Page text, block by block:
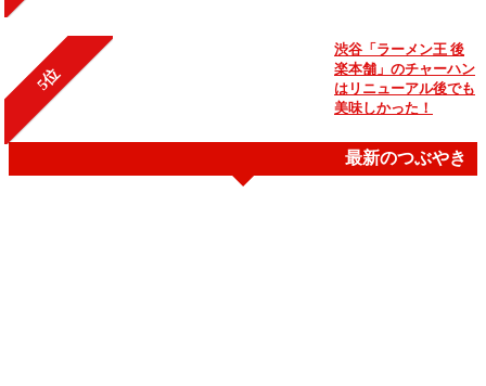
5位
渋谷「ラーメン王 後
楽本舗」のチャーハン
はリニューアル後でも
美味しかった！
最新のつぶやき